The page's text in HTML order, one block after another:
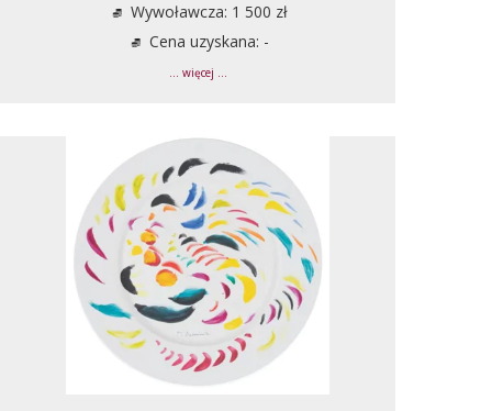
Wywoławcza: 1 500 zł
Cena uzyskana: -
... więcej ...